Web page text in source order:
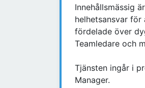
Innehållsmässig
helhetsansvar
fördelade över
Teamledare och
Tjänsten ingår i
Manager.